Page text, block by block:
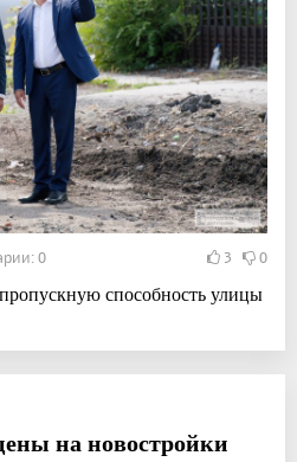
0 3 0
способность улицы
на новостройки